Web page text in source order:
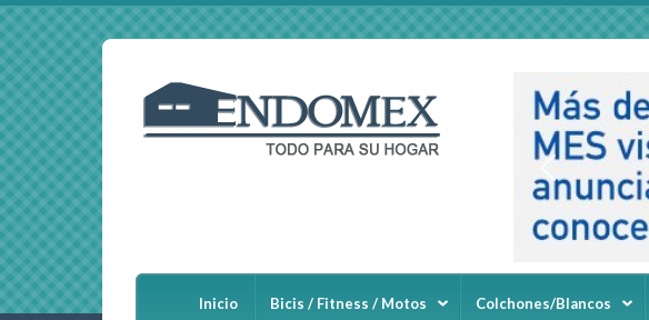
Inicio Bicis / Fitness / Motos Colchones/Blancos